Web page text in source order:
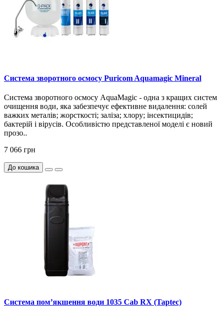
Система зворотного осмосу Puricom Aquamagic Mineral
Система зворотного осмосу AquaMagic - одна з кращих систем
очищення води, яка забезпечує ефективне видалення: солей
важких металів; жорсткості; заліза; хлору; інсектицидів;
бактерій і вірусів. Особливістю представленої моделі є новий
прозо..
7 066 грн
До кошика
Система пом’якшення води 1035 Cab RX (Taptec)